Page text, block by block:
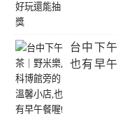
台中下
也有早